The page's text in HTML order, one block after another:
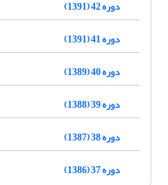
دوره 42 (1391)
دوره 41 (1391)
دوره 40 (1389)
دوره 39 (1388)
دوره 38 (1387)
دوره 37 (1386)